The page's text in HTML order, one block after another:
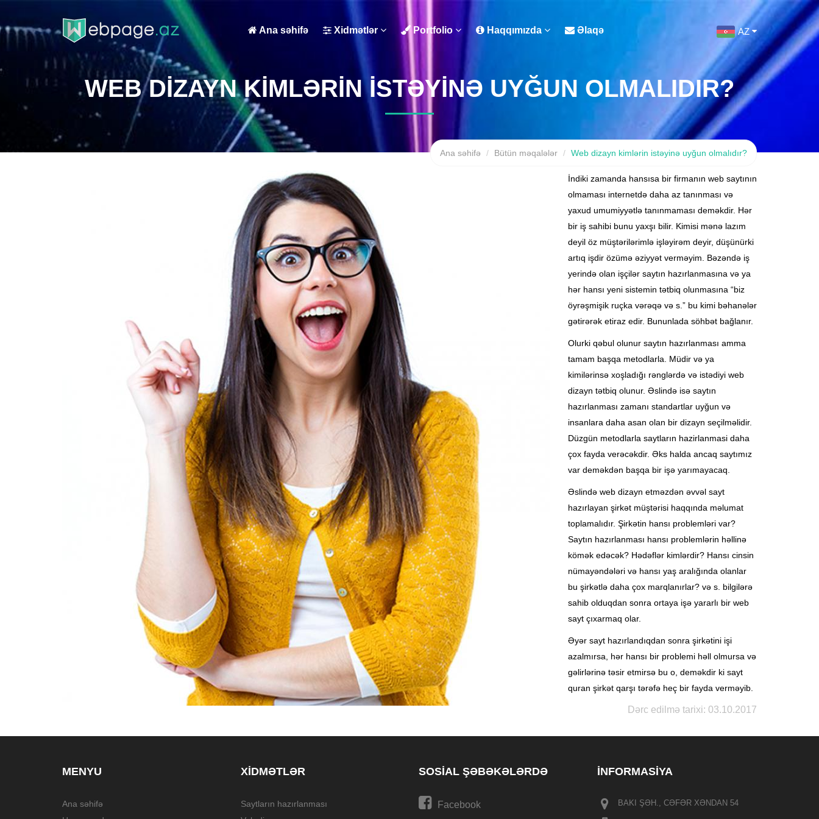
Ana səhifə Xidmətlər Portfolio Haqqımızda Əlaqə AZ
WEB DIZAYN KIMLƏRIN ISTƏYINƏ UYĞUN OLMALIDIR?
Ana səhifə Bütün məqalələr Web dizayn kimlərin istəyinə uyğun olmalıdır?
İndiki zamanda hansısa bir firmanın web saytının
olmaması internetdə daha az tanınması və
yaxud umumiyyətlə tanınmaması deməkdir. Hər
bir iş sahibi bunu yaxşı bilir. Kimisi mənə lazım
deyil öz müştərilərimlə işləyirəm deyir, düşünürki
artıq işdir özümə əziyyət verməyim. Bəzəndə iş
yerində olan işçilər saytın hazırlanmasına və ya
hər hansı yeni sistemin tətbiq olunmasına “biz
öyrəşmişik ruçka vərəqə və s.” bu kimi bəhanələr
gətirərək etiraz edir. Bununlada söhbət bağlanır.
Olurki qəbul olunur saytın hazırlanması amma
tamam başqa metodlarla. Müdir və ya
kimilərinsə xoşladığı rənglərdə və istədiyi web
dizayn tətbiq olunur. Əslində isə saytın
hazırlanması zamanı standartlar uyğun və
insanlara daha asan olan bir dizayn seçilməlidir.
Düzgün metodlarla saytların hazirlanmasi daha
çox fayda verəcəkdir. Əks halda ancaq saytımız
var deməkdən başqa bir işə yarımayacaq.
Əslində web dizayn etməzdən əvvəl sayt
hazırlayan şirkət müştərisi haqqında məlumat
toplamalıdır. Şirkətin hansı problemləri var?
Saytın hazırlanması hansı problemlərin həllinə
kömək edəcək? Hədəflər kimlərdir? Hansı cinsin
nümayəndələri və hansı yaş aralığında olanlar
bu şirkətlə daha çox marqlanırlar? və s. bilgilərə
sahib olduqdan sonra ortaya işə yararlı bir web
sayt çıxarmaq olar.
Əyər sayt hazırlandıqdan sonra şirkətini işi
azalmırsa, hər hansı bir problemi həll olmursa və
gəlirlərinə təsir etmirsə bu o, deməkdir ki sayt
quran şirkət qarşı tərəfə heç bir fayda verməyib.
Dərc edilmə tarixi: 03.10.2017
MENYU
Ana səhifə
XIDMƏTLƏR
Saytların hazırlanması
SOSIAL ŞƏBƏKƏLƏRDƏ
Facebook
İNFORMASIYA
BAKI ŞƏH., CƏFƏR XƏNDAN 54